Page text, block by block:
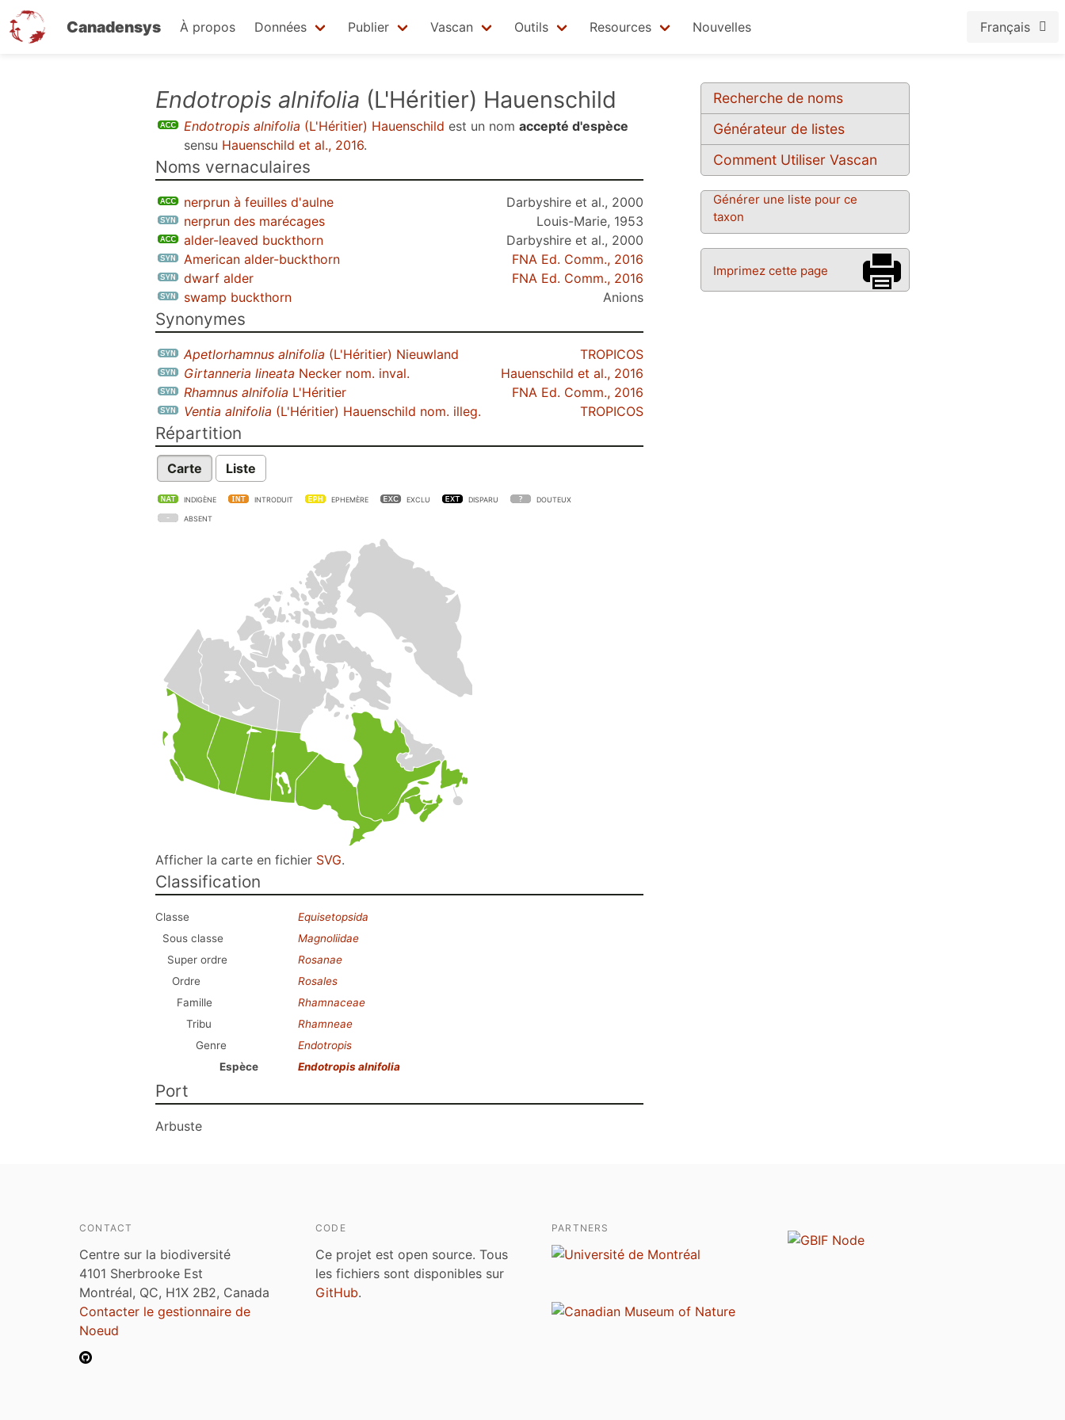
Canadensys À propos Données Publier Vascan Outils Resources Nouvelles Français
Recherche de noms
Générateur de listes
Comment Utiliser Vascan
Générer une liste pour ce
taxon
Imprimez cette page
Endotropis alnifolia (L'Héritier) Hauenschild
Endotropis alnifolia (L'Héritier) Hauenschild est un nom accepté d'espèce
sensu Hauenschild et al., 2016.
Noms vernaculaires
nerprun à feuilles d'aulne
Darbyshire et al., 2000
nerprun des marécages
Louis-Marie, 1953
alder-leaved buckthorn
Darbyshire et al., 2000
American alder-buckthorn
FNA Ed. Comm., 2016
dwarf alder
FNA Ed. Comm., 2016
swamp buckthorn
Anions
Synonymes
Apetlorhamnus alnifolia (L'Héritier) Nieuwland
TROPICOS
Girtanneria lineata Necker nom. inval.
Hauenschild et al., 2016
Rhamnus alnifolia L'Héritier
FNA Ed. Comm., 2016
Ventia alnifolia (L'Héritier) Hauenschild nom. illeg. TROPICOS
Répartition
Carte Liste
INDIGÈNE INTRODUIT EPHEMÈRE EXCLU DISPARU DOUTEUX
ABSENT
Afficher la carte en fichier SVG.
Classification
Classe
Equisetopsida
Sous classe
Magnoliidae
Super ordre
Rosanae
Ordre
Rosales
Famille
Rhamnaceae
Tribu
Rhamneae
Genre
Endotropis
Espèce
Endotropis alnifolia
Port
Arbuste
CONTACT
Centre sur la biodiversité
4101 Sherbrooke Est
Montréal, QC, H1X 2B2, Canada
Contacter le gestionnaire de
Noeud
CODE
Ce projet est open source. Tous
les fichiers sont disponibles sur
GitHub.
PARTNERS